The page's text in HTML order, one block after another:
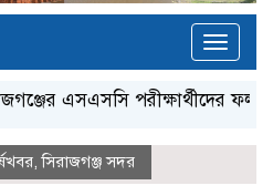
পরীক্ষার্থীদের ফল দেখতে
,সিরাজগঞ্জ সদর